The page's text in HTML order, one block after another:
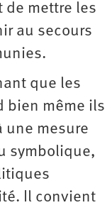
de mettre les
au secours
que les
bien même ils
une mesure
symbolique,
Il convient